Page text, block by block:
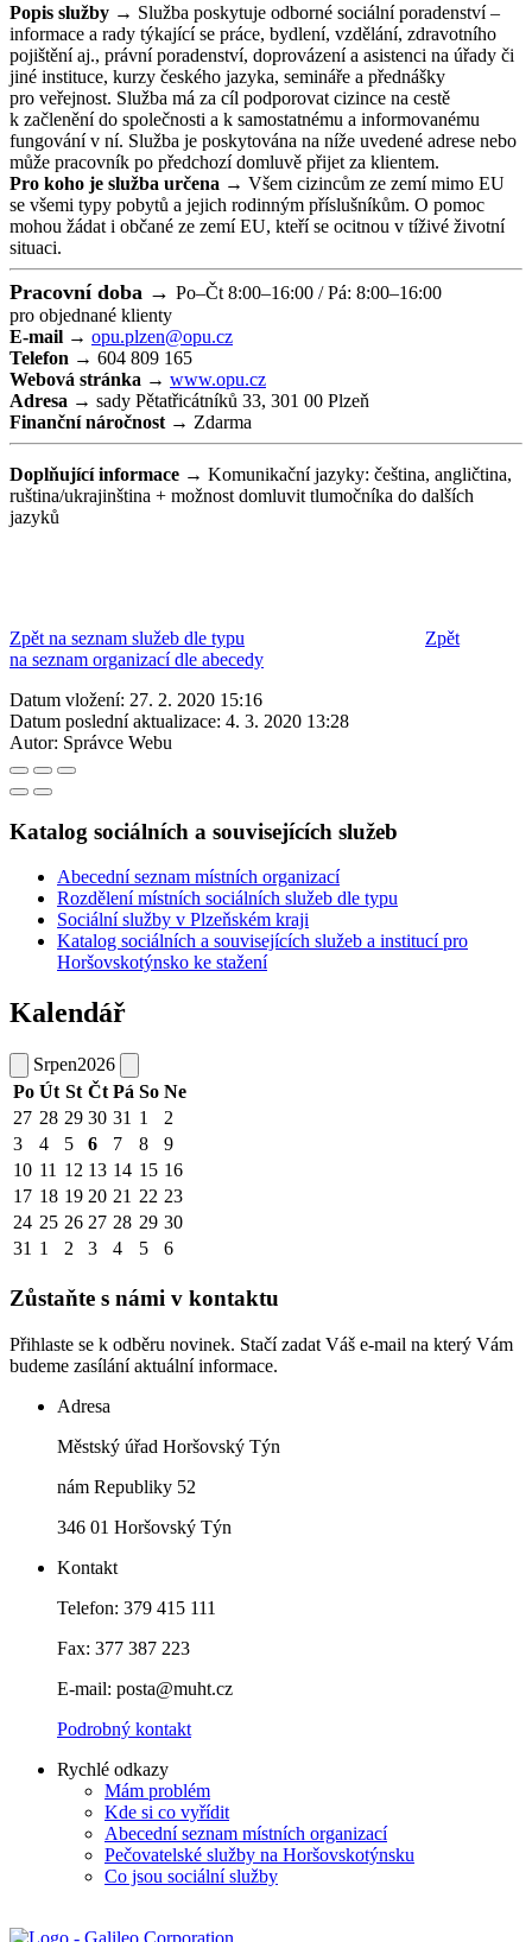
Popis služby → Služba poskytuje odborné sociální poradenství –
informace a rady týkající se práce, bydlení, vzdělání, zdravotního
pojištění aj., právní poradenství, doprovázení a asistenci na úřady či
jiné instituce, kurzy českého jazyka, semináře a přednášky
pro veřejnost. Služba má za cíl podporovat cizince na cestě
k začlenění do společnosti a k samostatnému a informovanému
fungování v ní. Služba je poskytována na níže uvedené adrese nebo
může pracovník po předchozí domluvě přijet za klientem.
Pro koho je služba určena → Všem cizincům ze zemí mimo EU
se všemi typy pobytů a jejich rodinným příslušníkům. O pomoc
mohou žádat i občané ze zemí EU, kteří se ocitnou v tíživé životní
situaci.
Pracovní doba → Po–Čt 8:00–16:00 / Pá: 8:00–16:00
pro objednané klienty
E-mail → opu.plzen@opu.cz
Telefon → 604 809 165
Webová stránka → www.opu.cz
Adresa → sady Pětatřicátníků 33, 301 00 Plzeň
Finanční náročnost → Zdarma
Doplňující informace → Komunikační jazyky: čeština, angličtina,
ruština/ukrajinština + možnost domluvit tlumočníka do dalších
jazyků
Zpět na seznam služeb dle typu
Zpět
na seznam organizací dle abecedy
Datum vložení: 27. 2. 2020 15:16
Datum poslední aktualizace: 4. 3. 2020 13:28
Autor: Správce Webu
Katalog sociálních a souvisejících služeb
Abecední seznam místních organizací
Rozdělení místních sociálních služeb dle typu
Sociální služby v Plzeňském kraji
Katalog sociálních a souvisejících služeb a institucí pro
Horšovskotýnsko ke stažení
Kalendář
Srpen2026
Po Út St Čt Pá So Ne
27 28 29 30 31 1
2
3
4 5 6 7 8
9
10 11 12 13 14 15 16
17 18 19 20 21 22 23
24 25 26 27 28 29 30
31 1 2 3 4 5 6
Zůstaňte s námi v kontaktu
Přihlaste se k odběru novinek. Stačí zadat Váš e-mail na který Vám
budeme zasílání aktuální informace.
Adresa
Městský úřad Horšovský Týn
nám Republiky 52
346 01 Horšovský Týn
Kontakt
Telefon: 379 415 111
Fax: 377 387 223
E-mail: posta@muht.cz
Podrobný kontakt
Rychlé odkazy
Mám problém
Kde si co vyřídit
Abecední seznam místních organizací
Pečovatelské služby na Horšovskotýnsku
Co jsou sociální služby